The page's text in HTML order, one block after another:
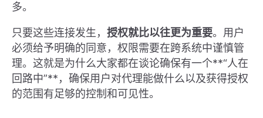
多。
只要这些连接发生， 授权就比以往更为重要。用户
必须给予明确的同意，权限需要在跨系统中谨慎管
理。这就是为什么大家都在谈论确保有一个**“人在
回路中”**，确保用户对代理能做什么以及获得授权
的范围有足够的控制和可见性。